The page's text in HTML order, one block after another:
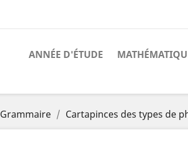
ANNÉE D'ÉTUDE
Grammaire Cartapinces des types de